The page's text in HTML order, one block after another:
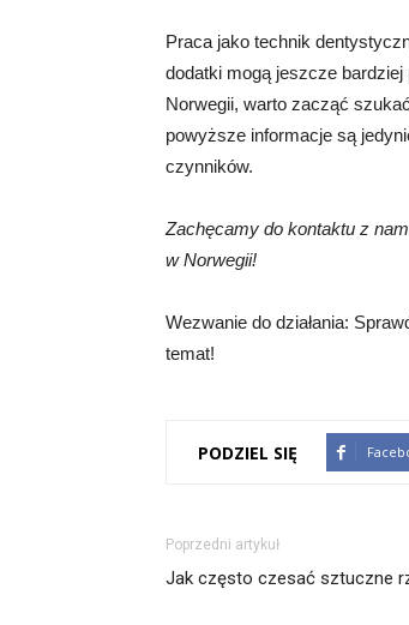
Praca jako technik
dodatki mogą jeszcze
Norwegii, warto zacząć
powyższe informacje są
czynników.
Zachęcamy do kontaktu z
w Norwegii!
Wezwanie do działania:
temat!
PODZIEL SIĘ
Poprzedni artykuł
Jak często czesać sztuczne